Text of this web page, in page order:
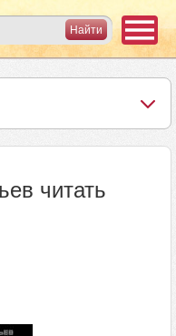
читать